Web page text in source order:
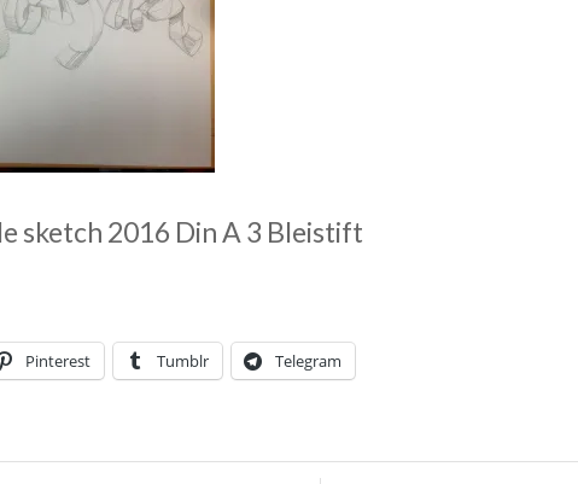
sketch 2016 Din A 3 Bleistift
Pinterest Tumblr Telegram